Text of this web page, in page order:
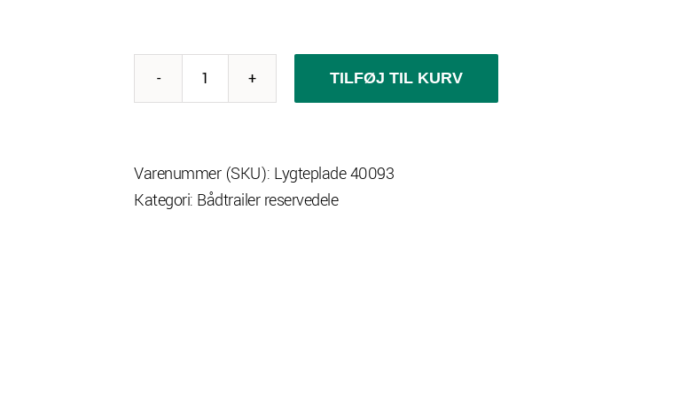
Lygteplade
antal
TILFØJ TIL KURV
Varenummer (SKU): Lygteplade 40093
Kategori: Bådtrailer reservedele